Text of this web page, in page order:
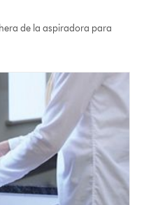
de la aspiradora para